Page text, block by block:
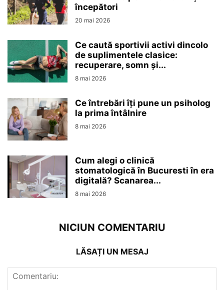
începători
20 mai 2026
Ce caută sportivii activi dincolo
de suplimentele clasice:
recuperare, somn și...
8 mai 2026
Ce întrebări îți pune un psiholog
la prima întâlnire
8 mai 2026
Cum alegi o clinică
stomatologică în Bucuresti în era
digitală? Scanarea...
8 mai 2026
NICIUN COMENTARIU
LĂSAȚI UN MESAJ